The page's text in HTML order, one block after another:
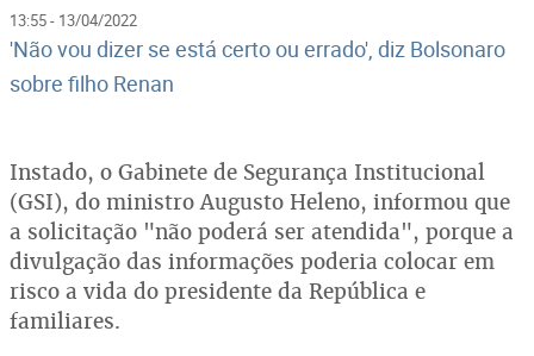
13:55 - 13/04/2022
'Não vou dizer se está certo ou errado', diz Bolsonaro
sobre filho Renan
Instado, o Gabinete de Segurança Institucional
(GSI), do ministro Augusto Heleno, informou que
a solicitação "não poderá ser atendida", porque a
divulgação das informações poderia colocar em
risco a vida do presidente da República e
familiares.